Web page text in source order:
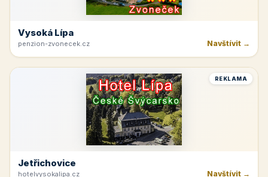
Vysoká Lípa
penzion-zvonecek.cz Navštívit →
REKLAMA
Jetřichovice
hotelvysokalipa.cz Navštívit →